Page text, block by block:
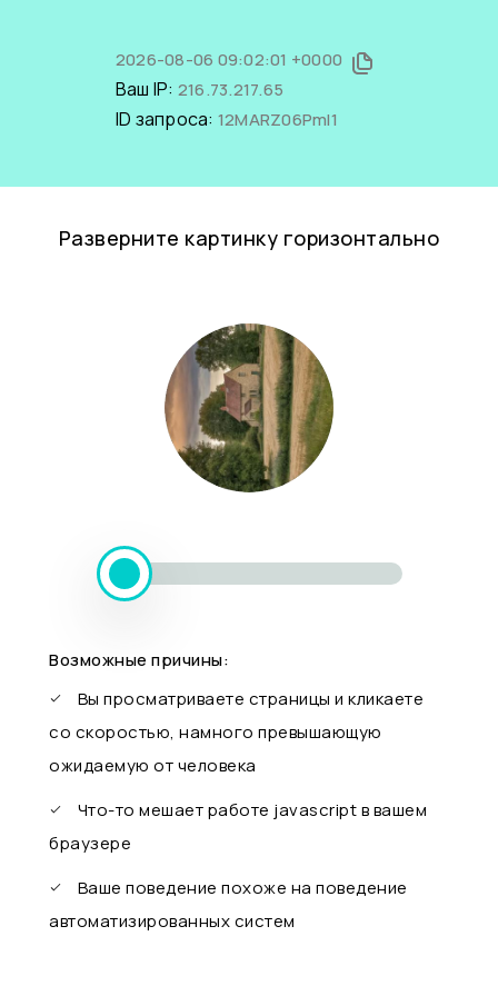
2026-08-06 09:02:01 +0000
Ваш IP: 216.73.217.65
ID запроса: 12MARZ06PmI1
Разверните картинку горизонтально
Возможные причины:
Вы просматриваете страницы и кликаете
со скоростью, намного превышающую
ожидаемую от человека
Что-то мешает работе javascript в вашем
браузере
Ваше поведение похоже на поведение
автоматизированных систем